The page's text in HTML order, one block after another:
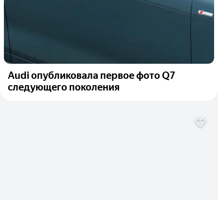
Audi опубликовала первое фото Q7
следующего поколения